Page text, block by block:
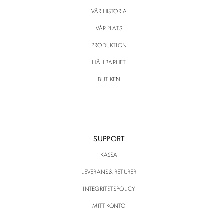
VÅR HISTORIA
VÅR PLATS
PRODUKTION
HÅLLBARHET
BUTIKEN
SUPPORT
KASSA
LEVERANS & RETURER
INTEGRITETSPOLICY
MITT KONTO